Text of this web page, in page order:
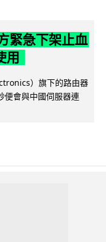
緊急下架止血
用
）旗下的路由器
便會與中國伺服器連